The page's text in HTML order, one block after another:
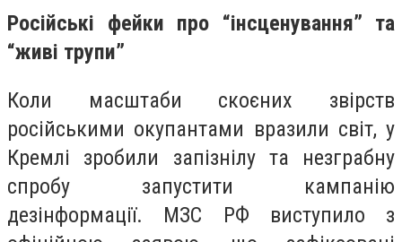
Російські фейки про “інсценування” та
“живі трупи”
Коли масштаби скоєних звірств
російськими окупантами вразили світ, у
Кремлі зробили запізнілу та незграбну
спробу запустити кампанію
дезінформації. МЗС РФ виступило з